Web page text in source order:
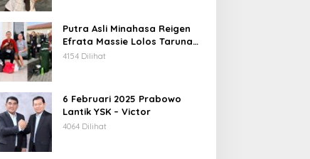
Putra Asli Minahasa Reigen
Efrata Massie Lolos Taruna
Akpol 2026, Bukti Rekrutmen
4154 Dilihat
6 Februari 2025 Prabowo
Lantik YSK – Victor
4064 Dilihat